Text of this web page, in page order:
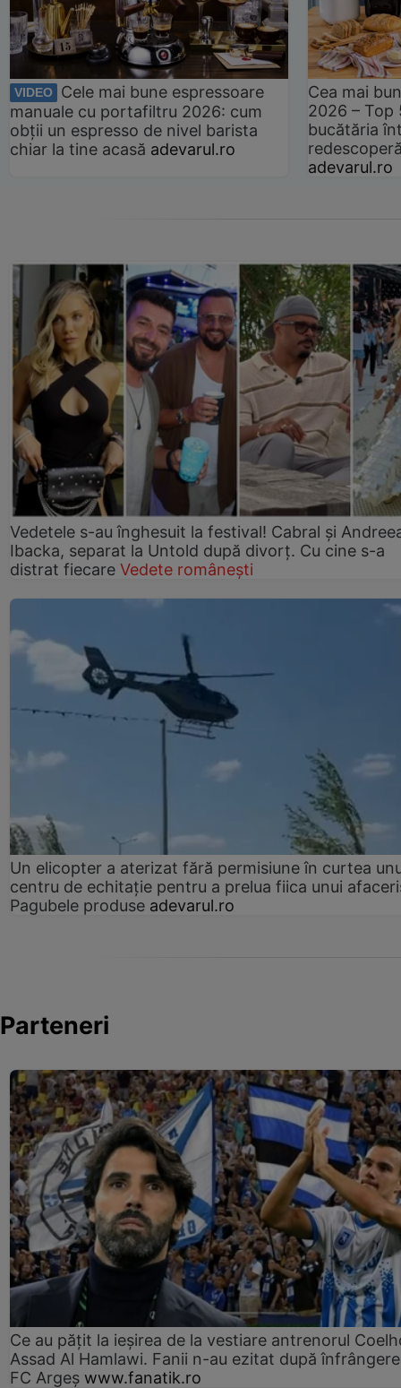
VIDEO
Cele mai bune espressoare
manuale cu portafiltru 2026: cum
obții un espresso de nivel barista
chiar la tine acasă adevarul.ro
Cea mai
2026 –
bucătăria
adevarul.ro
Vedetele s-au înghesuit la festival! Cabral și
Ibacka, separat la Untold după divorț. Cu cine s-a
distrat fiecare Vedete românești
Un elicopter a aterizat fără permisiune în curtea
centru de echitație pentru a prelua fiica unui
Pagubele produse adevarul.ro
Parteneri
Ce au pățit la ieșirea de la vestiare antrenorul
Assad Al Hamlawi. Fanii n-au ezitat după
FC Argeș www.fanatik.ro